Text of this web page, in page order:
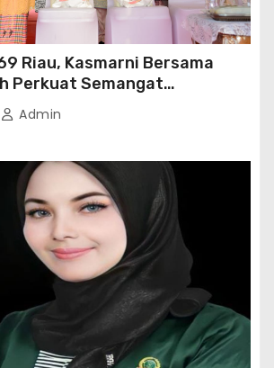
Riau, Kasmarni Bersama
Perkuat Semangat
Admin